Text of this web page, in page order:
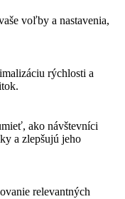
voľby a nastavenia,
rýchlosti a
ako návštevníci
a zlepšujú jeho
relevantných